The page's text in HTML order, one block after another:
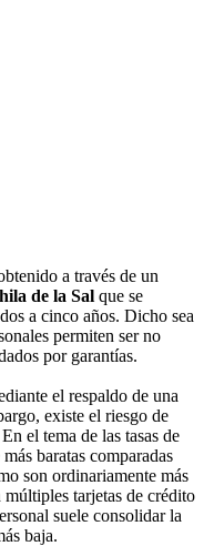
a través de un
de la Sal que se
a cinco años. Dicho sea
permiten ser no
por garantías.
el respaldo de una
existe el riesgo de
el tema de las tasas de
baratas comparadas
son ordinariamente más
tarjetas de crédito
suele consolidar la
baja.